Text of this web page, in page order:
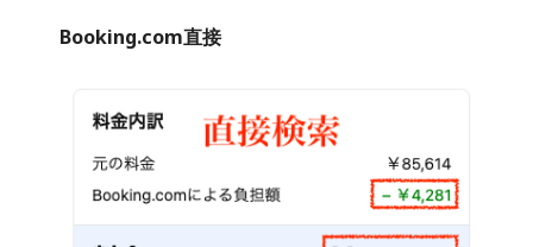
Booking.com直接